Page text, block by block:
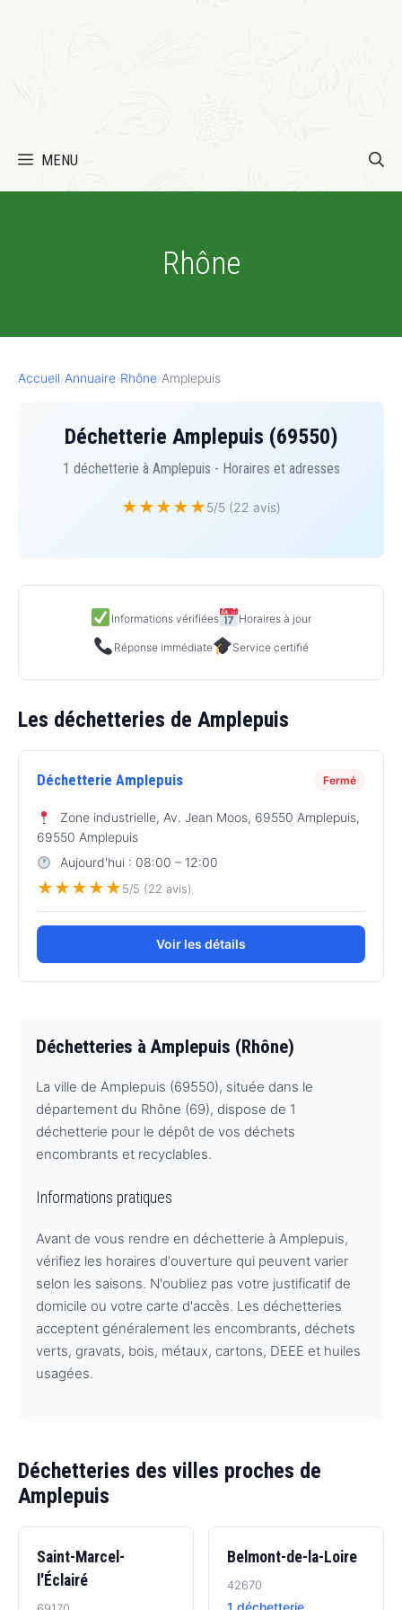
MENU
Rhône
Accueil›Annuaire›Rhône›Amplepuis
Déchetterie Amplepuis (69550)
1 déchetterie à Amplepuis - Horaires et adresses
★★★★★5/5 (22 avis)
Informations vérifiées Horaires à jour
Réponse immédiate Service certifié
Les déchetteries de Amplepuis
Déchetterie Amplepuis Fermé
Zone industrielle, Av. Jean Moos, 69550 Amplepuis,
69550 Amplepuis
Aujourd'hui : 08:00 – 12:00
★★★★★5/5 (22 avis)
Voir les détails
Déchetteries à Amplepuis (Rhône)
La ville de Amplepuis (69550), située dans le
département du Rhône (69), dispose de 1
déchetterie pour le dépôt de vos déchets
encombrants et recyclables.
Informations pratiques
Avant de vous rendre en déchetterie à Amplepuis,
vérifiez les horaires d'ouverture qui peuvent varier
selon les saisons. N'oubliez pas votre justificatif de
domicile ou votre carte d'accès. Les déchetteries
acceptent généralement les encombrants, déchets
verts, gravats, bois, métaux, cartons, DEEE et huiles
usagées.
Déchetteries des villes proches de
Amplepuis
Saint-Marcel-
l'Éclairé
Belmont-de-la-Loire
42670